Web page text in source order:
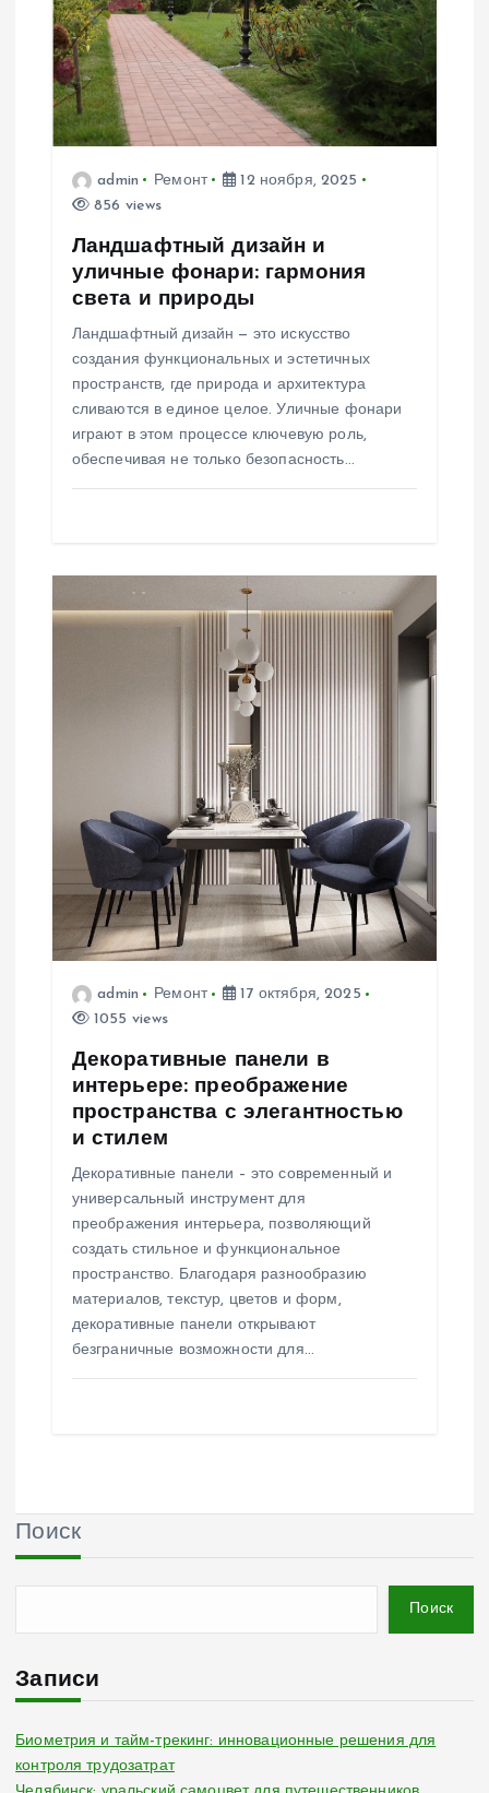
о
з
а
admin Ремонт
12 ноября, 2025
856 views
Ландшафтный дизайн и
уличные фонари: гармония
света и природы
Ландшафтный дизайн — это искусство
создания функциональных и эстетичных
пространств, где природа и архитектура
сливаются в единое целое. Уличные фонари
играют в этом процессе ключевую роль,
обеспечивая не только безопасность…
admin Ремонт
17 октября, 2025
1055 views
Декоративные панели в
интерьере: преображение
пространства с элегантностью
и стилем
Декоративные панели – это современный и
универсальный инструмент для
преображения интерьера, позволяющий
создать стильное и функциональное
пространство. Благодаря разнообразию
материалов, текстур, цветов и форм,
декоративные панели открывают
безграничные возможности для…
Поиск
Поиск
Записи
Биометрия и тайм-трекинг: инновационные решения для
контроля трудозатрат